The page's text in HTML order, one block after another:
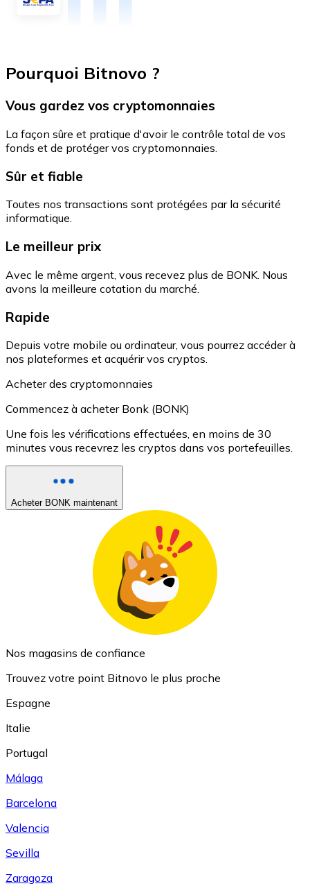
Pourquoi Bitnovo ?
Vous gardez vos cryptomonnaies
La façon sûre et pratique d'avoir le contrôle total de vos
fonds et de protéger vos cryptomonnaies.
Sûr et fiable
Toutes nos transactions sont protégées par la sécurité
informatique.
Le meilleur prix
Avec le même argent, vous recevez plus de BONK. Nous
avons la meilleure cotation du marché.
Rapide
Depuis votre mobile ou ordinateur, vous pourrez accéder à
nos plateformes et acquérir vos cryptos.
Acheter des cryptomonnaies
Commencez à acheter Bonk (BONK)
Une fois les vérifications effectuées, en moins de 30
minutes vous recevrez les cryptos dans vos portefeuilles.
Acheter BONK maintenant
Nos magasins de confiance
Trouvez votre point Bitnovo le plus proche
Espagne
Italie
Portugal
Málaga
Barcelona
Valencia
Sevilla
Zaragoza